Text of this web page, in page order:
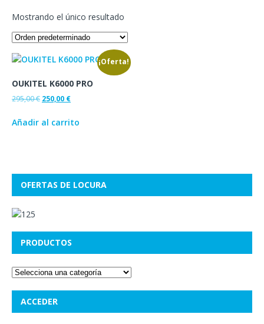
Mostrando el único resultado
¡Oferta!
OUKITEL K6000 PRO
295,00€ 250,00 €
Añadir al carrito
OFERTAS DE LOCURA
PRODUCTOS
ACCEDER